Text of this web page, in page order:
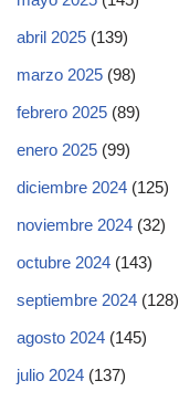
abril 2025 (139)
marzo 2025 (98)
febrero 2025 (89)
enero 2025 (99)
diciembre 2024 (125)
noviembre 2024 (32)
octubre 2024 (143)
septiembre 2024 (128)
agosto 2024 (145)
julio 2024 (137)